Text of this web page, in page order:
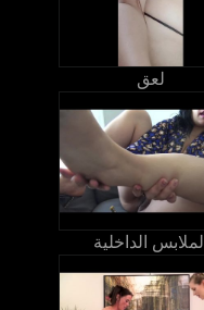
لعق
الملابس الداخلية